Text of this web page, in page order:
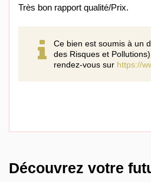
Très bon rapport qualité/Prix.
Ce bien est soumis à un
des Risques et
rendez-vous sur https://
Découvrez votre